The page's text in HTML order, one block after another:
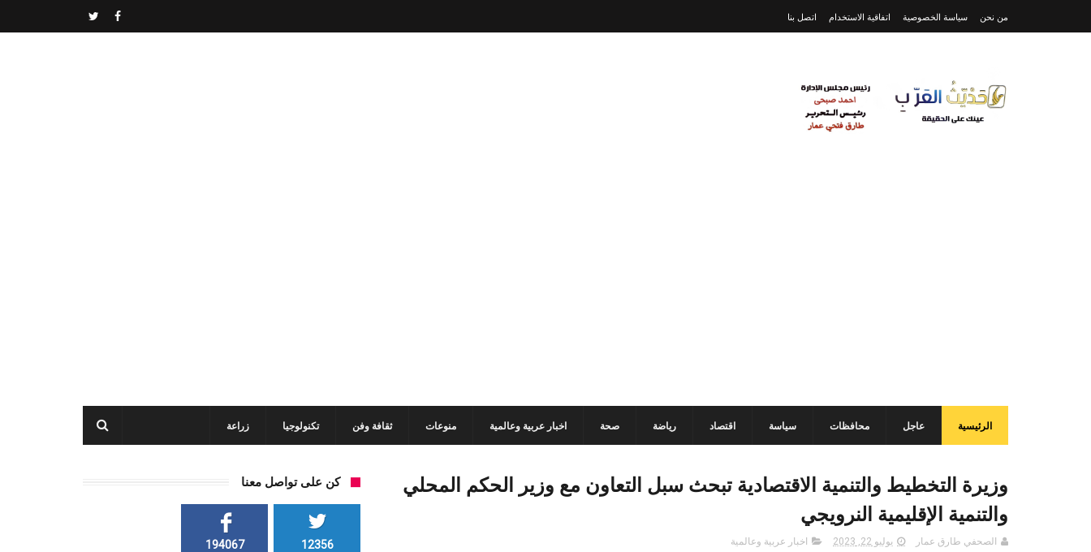
من نحن سياسة الخصوصية اتفاقية الاستخدام اتصل بنا
الرئيسية عاجل محافظات سياسة اقتصاد رياضة صحة اخبار عربية وعالمية منوعات ثقافة وفن تكنولوجيا زراعة
وزيرة التخطيط والتنمية الاقتصادية تبحث سبل التعاون مع وزير الحكم المحلي
والتنمية الإقليمية النرويجي
الصحفي طارق عمار يوليو 22, 2023 اخبار عربية وعالمية
كن على تواصل معنا
12356
194067